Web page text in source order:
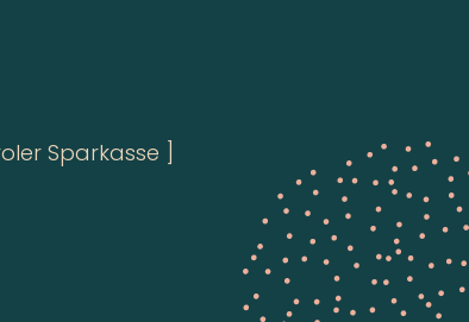
Sparkasse ]